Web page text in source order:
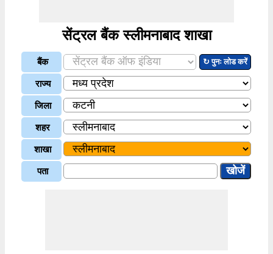
सेंट्रल बैंक स्लीमनाबाद शाखा
बैंक ↻ पुनः लोड करें
राज्य
जिला
शहर
शाखा
पता